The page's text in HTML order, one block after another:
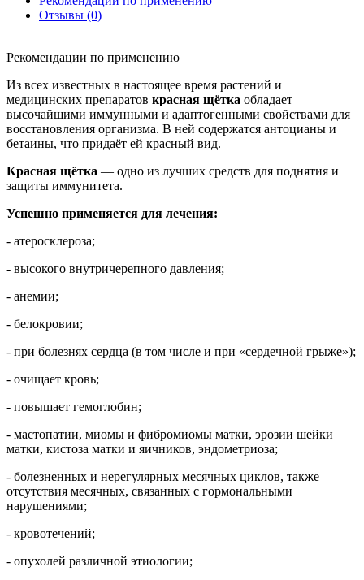
Отзывы (0)
Рекомендации по применению
Из всех известных в настоящее время растений и
медицинских препаратов красная щётка обладает
высочайшими иммунными и адаптогенными свойствами для
восстановления организма. В ней содержатся антоцианы и
бетаины, что придаёт ей красный вид.
Красная щётка — одно из лучших средств для поднятия и
защиты иммунитета.
Успешно применяется для лечения:
- атеросклероза;
- высокого внутричерепного давления;
- анемии;
- белoкровии;
- при болезнях сердца (в том числе и при «сердечной грыже»);
- очищает кровь;
- повышает гемоглобин;
- мастопатии, миомы и фибромиомы матки, эрозии шейки
матки, кистоза матки и яичников, эндометриоза;
- болезненных и нерегулярных месячных циклов, также
отсутствия месячных, связанных с гормональными
нарушениями;
- кровотечений;
- опухолей различной этиологии;